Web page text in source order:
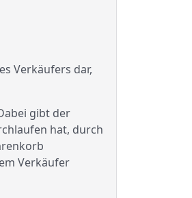
Verkäufers dar,
gibt der
hat, durch
Verkäufer